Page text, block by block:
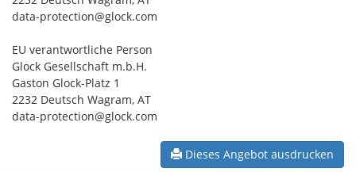
data-protection@glock.com
EU verantwortliche Person
Glock Gesellschaft m.b.H.
Gaston Glock-Platz 1
2232 Deutsch Wagram, AT
data-protection@glock.com
Dieses Angebot ausdrucken